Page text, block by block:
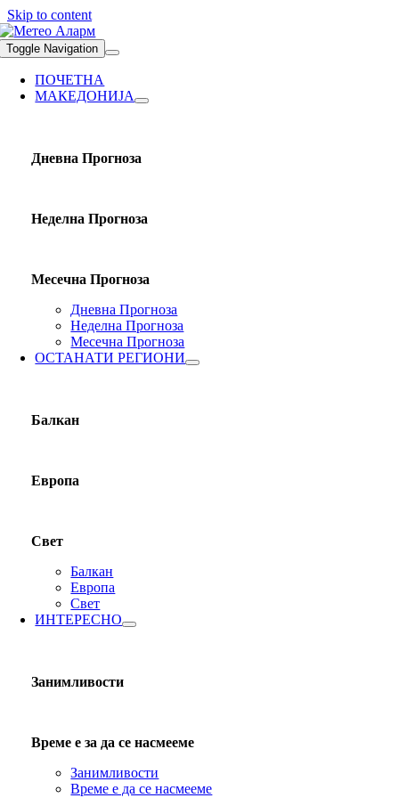
Skip to content
Toggle Navigation
ПОЧЕТНА
МАКЕДОНИЈА
Дневна Прогноза
Неделна Прогноза
Месечна Прогноза
Дневна Прогноза
Неделна Прогноза
Месечна Прогноза
ОСТАНАТИ РЕГИОНИ
Балкан
Европа
Свет
Балкан
Европа
Свет
ИНТЕРЕСНО
Занимливости
Време е за да се насмееме
Занимливости
Време е да се насмееме